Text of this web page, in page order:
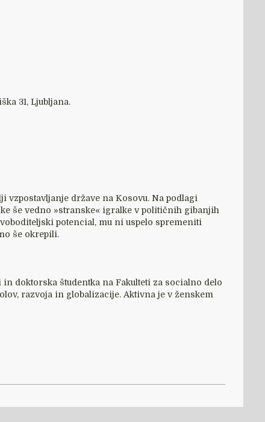
31, Ljubljana.
vzpostavljanje države na Kosovu. Na podlagi
še vedno »stranske« igralke v političnih gibanjih
potencial, mu ni uspelo spremeniti
še okrepili.
doktorska študentka na Fakulteti za socialno delo
razvoja in globalizacije. Aktivna je v ženskem